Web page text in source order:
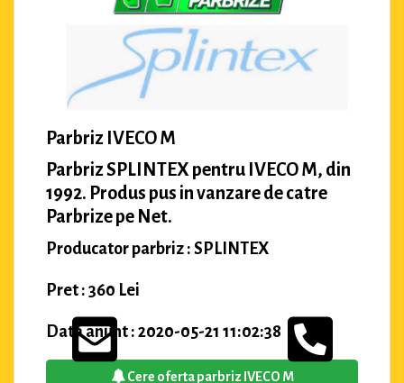
Parbriz IVECO M
Parbriz SPLINTEX pentru IVECO M, din
1992. Produs pus in vanzare de catre
Parbrize pe Net.
Producator parbriz : SPLINTEX
Pret : 360 Lei
Data anunt : 2020-05-21 11:02:38
Cere oferta parbriz IVECO M